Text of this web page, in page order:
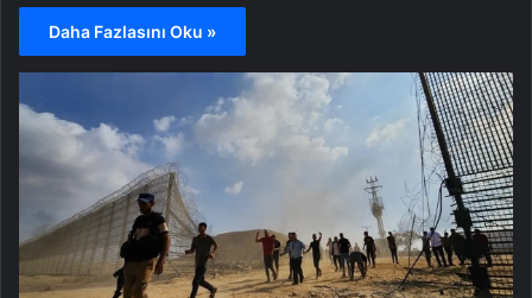
Daha Fazlasını Oku »